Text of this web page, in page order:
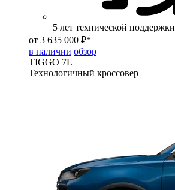
5 лет технической поддержки
от 3 635 000 ₽*
в наличии обзор
TIGGO 7L
Технологичный кроссовер